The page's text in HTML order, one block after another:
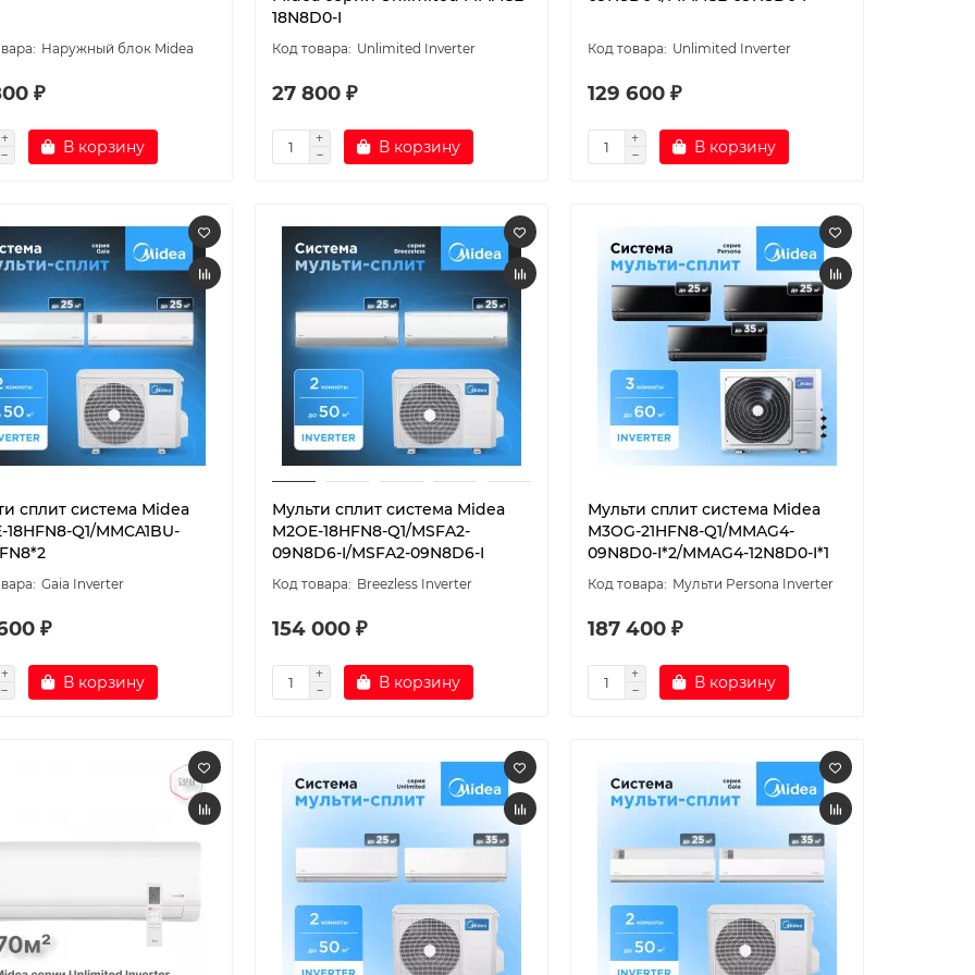
Наружный блок Midea
₽
В корзину
18N8D0-I
Unlimited Inverter
27 800 ₽
В корзину
Unlimited Inverter
129 600 ₽
В корзину
сплит система Midea
18HFN8-Q1/MMCA1BU-
Gaia Inverter
₽
В корзину
Мульти сплит система Midea
M2OE-18HFN8-Q1/MSFA2-
09N8D6-I/MSFA2-09N8D6-I
Breezless Inverter
154 000 ₽
В корзину
Мульти сплит система Midea
M3OG-21HFN8-Q1/MMAG4-
09N8D0-I*2/MMAG4-12N8D0-I*1
Мульти Persona Inverter
187 400 ₽
В корзину